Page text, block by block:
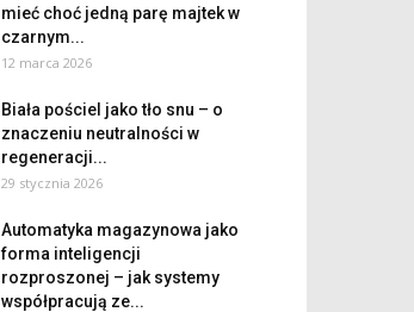
mieć choć jedną parę majtek w
czarnym...
12 marca 2026
Biała pościel jako tło snu – o
znaczeniu neutralności w
regeneracji...
29 stycznia 2026
Automatyka magazynowa jako
forma inteligencji
rozproszonej – jak systemy
współpracują ze...